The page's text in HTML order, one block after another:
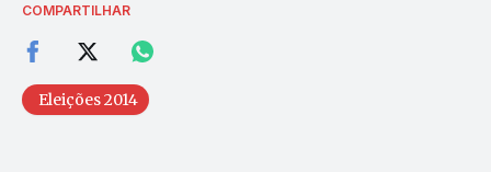
COMPARTILHAR
Eleições 2014